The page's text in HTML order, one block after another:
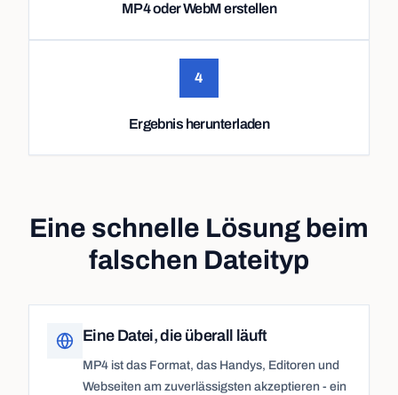
MP4 oder WebM erstellen
4
Ergebnis herunterladen
Eine schnelle Lösung beim
falschen Dateityp
Eine Datei, die überall läuft
MP4 ist das Format, das Handys, Editoren und
Webseiten am zuverlässigsten akzeptieren - ein